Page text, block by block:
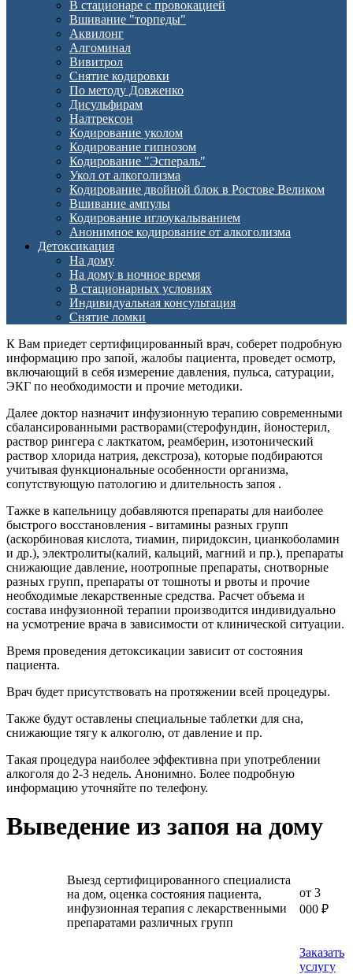
В стационаре с провокацией
Вшивание "торпеды"
Аквилонг
Алгоминал
Вивитрол
Снятие кодировки
По методу Довженко
Дисульфирам
Налтрексон
Кодирование уколом
Кодирование гипнозом
Кодирование "Эспераль"
Укол от алкоголизма
Кодирование двойной блок в Ростове Великом
Вшивание ампулы
Кодирование иглоукалыванием
Анонимное кодирование от алкоголизма
Детоксикация
На дому
На дому в ночное время
В стационарных условиях
Индивидуальная консультация
Снятие ломки
К Вам приедет сертифицированный врач, соберет подробную
информацию про запой, жалобы пациента, проведет осмотр,
включающий в себя измерение давления, пульса, сатурации,
ЭКГ по необходимости и прочие методики.
Далее доктор назначит инфузионную терапию современными
сбалансированными растворами(стерофундин, йоностерил,
раствор рингера с лакткатом, реамберин, изотонический
раствор хлорида натрия, декстроза), которые подбираются
учитывая функциональные особенности организма,
сопутствующую патологию и длительность запоя .
Тажке в капельницу добавляются препараты для наиболее
быстрого восстановления - витамины разных групп
(аскорбиновая кислота, тиамин, пиридоксин, цианкоболамин
и др.), электролиты(калий, кальций, магний и пр.), препараты
снижающие давление, ноотропные препараты, снотворные
разных групп, препараты от тошноты и рвоты и прочие
необходимые лекарственные средства. Расчет объема и
состава инфузионной терапии производится индивидуально
на усмотрение врача в зависимости от клинической ситуации.
Время проведения детоксикации зависит от состояния
пациента.
Врач будет присутствовать на протяжении всей процедуры.
Также будут оставлены специальные таблетки для сна,
снижающие тягу к алкоголю, от давление и пр.
Такая процедура наиболее эффективна при употреблении
алкоголя до 2-3 недель. Анонимно. Более подробную
информацию уточняйте по телефону.
Выведение из запоя на дому
Выезд сертифицированного специалиста
на дом, оценка состояния пациента,
инфузионная терапия с лекарственными
препаратами различных групп
от 3
000 ₽
Заказать
услугу